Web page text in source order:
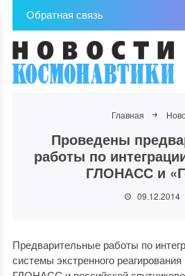
Обратная связь
Главная
Проведены
работы по
ГЛОНАСС и
09.12.2014
Предварительные работы по
системы экстренного